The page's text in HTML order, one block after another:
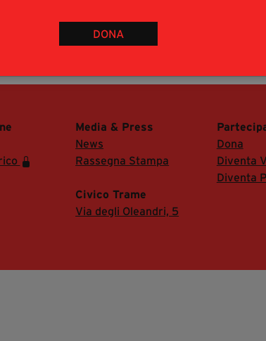
DONA
alle modalità di accesso del pubblico
consigliata prenotazione e obbligatorio
inviando mail con richiesta
alla Sala Stampa del festival.
Media & Press
News
Rassegna Stampa
Dona
Diventa
Diventa
Civico Trame
Via degli Oleandri, 5